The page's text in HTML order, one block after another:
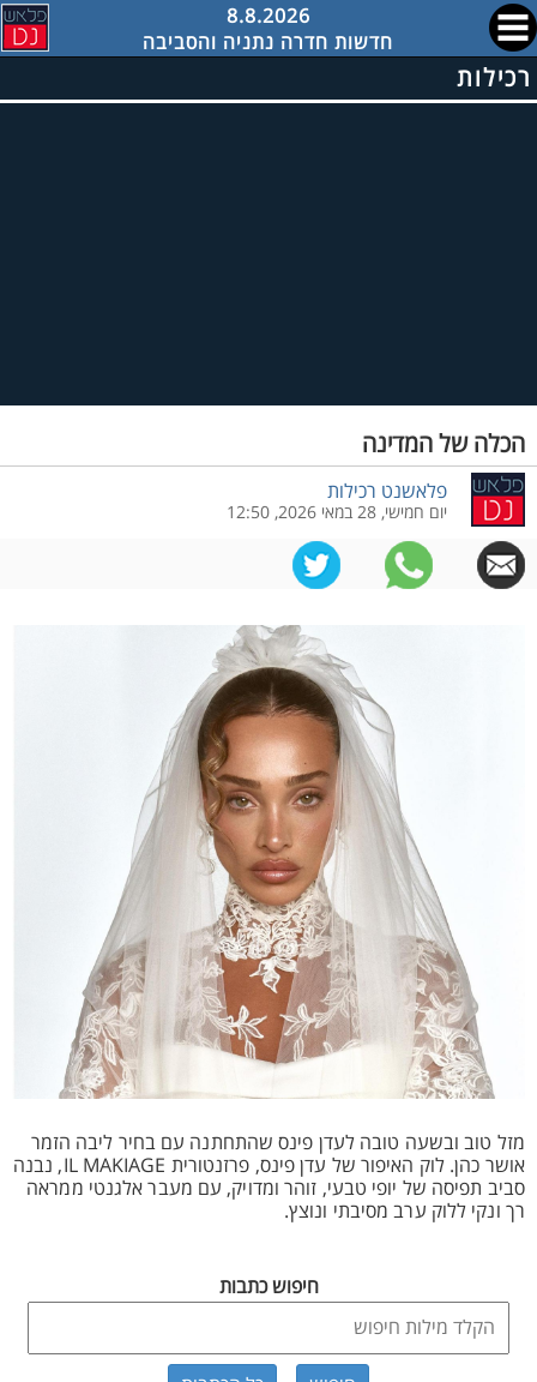
8.8.2026
חדשות חדרה נתניה והסביבה
רכילות
הכלה של המדינה
פלאשנט רכילות
יום חמישי, 28 במאי 2026, 12:50
מזל טוב ובשעה טובה לעדן פינס שהתחתנה עם בחיר ליבה הזמר
אושר כהן. לוק האיפור של עדן פינס, פרזנטורית IL MAKIAGE, נבנה
סביב תפיסה של יופי טבעי, זוהר ומדויק, עם מעבר אלגנטי ממראה
רך ונקי ללוק ערב מסיבתי ונוצץ.
חיפוש כתבות